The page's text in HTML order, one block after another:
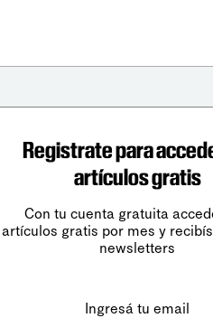
Registrate para
artículos gratis
Con tu cuenta gratuita
artículos gratis por mes y
newsletters
Ingresá tu email